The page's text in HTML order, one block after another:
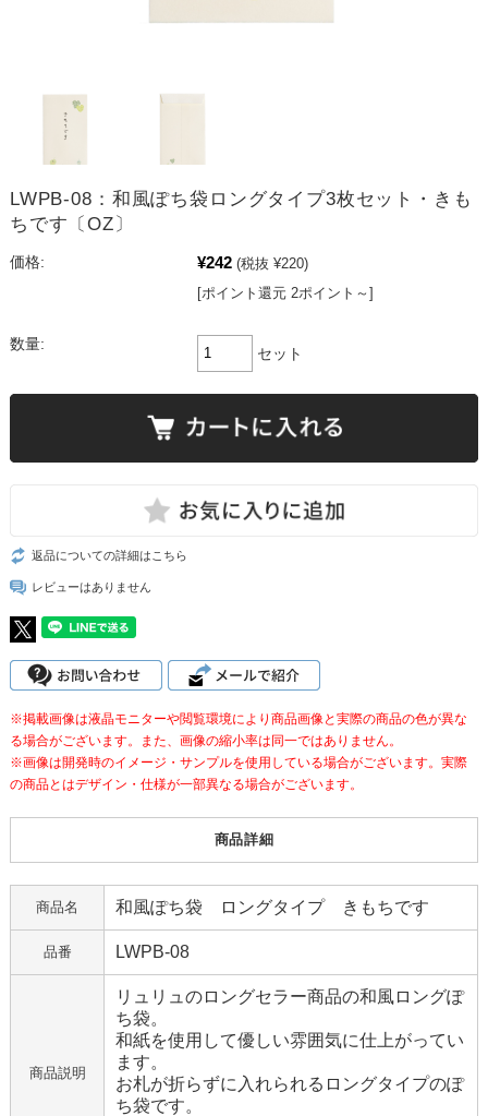
LWPB-08：和風ぽち袋ロングタイプ3枚セット・きも
ちです〔OZ〕
価格: ¥242 (税抜 ¥220)
[ポイント還元 2ポイント～]
数量:
セット
返品についての詳細はこちら
レビューはありません
※掲載画像は液晶モニターや閲覧環境により商品画像と実際の商品の色が異な
る場合がございます。また、画像の縮小率は同一ではありません。
※画像は開発時のイメージ・サンプルを使用している場合がございます。実際
の商品とはデザイン・仕様が一部異なる場合がございます。
商品詳細
商品名 和風ぽち袋 ロングタイプ きもちです
品番 LWPB-08
商品説明
リュリュのロングセラー商品の和風ロングぽ
ち袋。
和紙を使用して優しい雰囲気に仕上がってい
ます。
お札が折らずに入れられるロングタイプのぽ
ち袋です。